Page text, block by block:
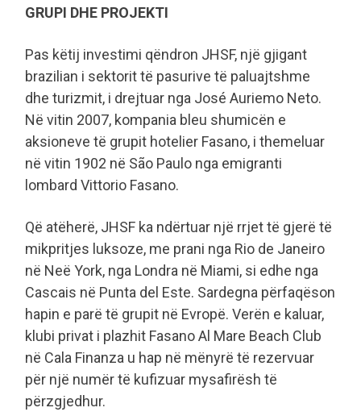
GRUPI DHE PROJEKTI
Pas këtij investimi qëndron JHSF, një gjigant
brazilian i sektorit të pasurive të paluajtshme
dhe turizmit, i drejtuar nga José Auriemo Neto.
Në vitin 2007, kompania bleu shumicën e
aksioneve të grupit hotelier Fasano, i themeluar
në vitin 1902 në São Paulo nga emigranti
lombard Vittorio Fasano.
Që atëherë, JHSF ka ndërtuar një rrjet të gjerë të
mikpritjes luksoze, me prani nga Rio de Janeiro
në Neë York, nga Londra në Miami, si edhe nga
Cascais në Punta del Este. Sardegna përfaqëson
hapin e parë të grupit në Evropë. Verën e kaluar,
klubi privat i plazhit Fasano Al Mare Beach Club
në Cala Finanza u hap në mënyrë të rezervuar
për një numër të kufizuar mysafirësh të
përzgjedhur.